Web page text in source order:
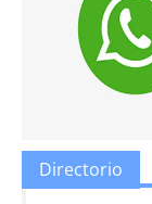
Directorio